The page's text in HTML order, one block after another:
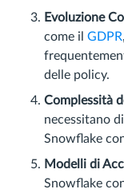
Evoluzione
come il GDPR,
delle policy.
Complessità
necessitano
Snowflake
Modelli di
Snowflake